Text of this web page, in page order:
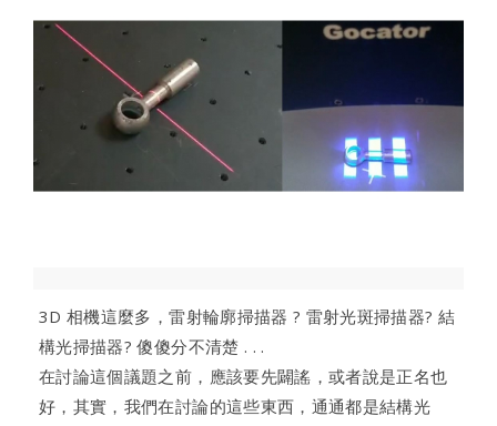
3D 相機這麼多，雷射輪廓掃描器 ? 雷射光斑掃描器? 結
構光掃描器? 傻傻分不清楚 . . .
在討論這個議題之前，應該要先闢謠，或者說是正名也
好，其實，我們在討論的這些東西，通通都是結構光